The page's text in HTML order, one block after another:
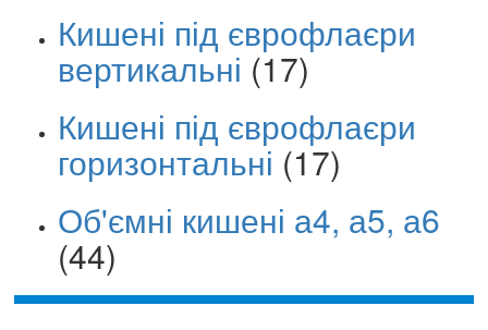
Кишені під єврофлаєри
вертикальні (17)
Кишені під єврофлаєри
горизонтальні (17)
Об'ємні кишені а4, а5, а6
(44)